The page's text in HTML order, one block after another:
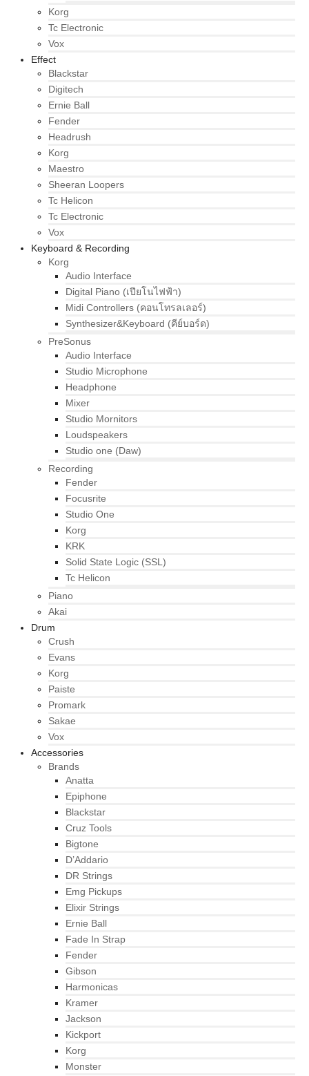
Korg
Tc Electronic
Vox
Effect
Blackstar
Digitech
Ernie Ball
Fender
Headrush
Korg
Maestro
Sheeran Loopers
Tc Helicon
Tc Electronic
Vox
Keyboard & Recording
Korg
Audio Interface
Digital Piano (เปียโนไฟฟ้า)
Midi Controllers (คอนโทรลเลอร์)
Synthesizer&Keyboard (คีย์บอร์ด)
PreSonus
Audio Interface
Studio Microphone
Headphone
Mixer
Studio Mornitors
Loudspeakers
Studio one (Daw)
Recording
Fender
Focusrite
Studio One
Korg
KRK
Solid State Logic (SSL)
Tc Helicon
Piano
Akai
Drum
Crush
Evans
Korg
Paiste
Promark
Sakae
Vox
Accessories
Brands
Anatta
Epiphone
Blackstar
Cruz Tools
Bigtone
D’Addario
DR Strings
Emg Pickups
Elixir Strings
Ernie Ball
Fade In Strap
Fender
Gibson
Harmonicas
Kramer
Jackson
Kickport
Korg
Monster